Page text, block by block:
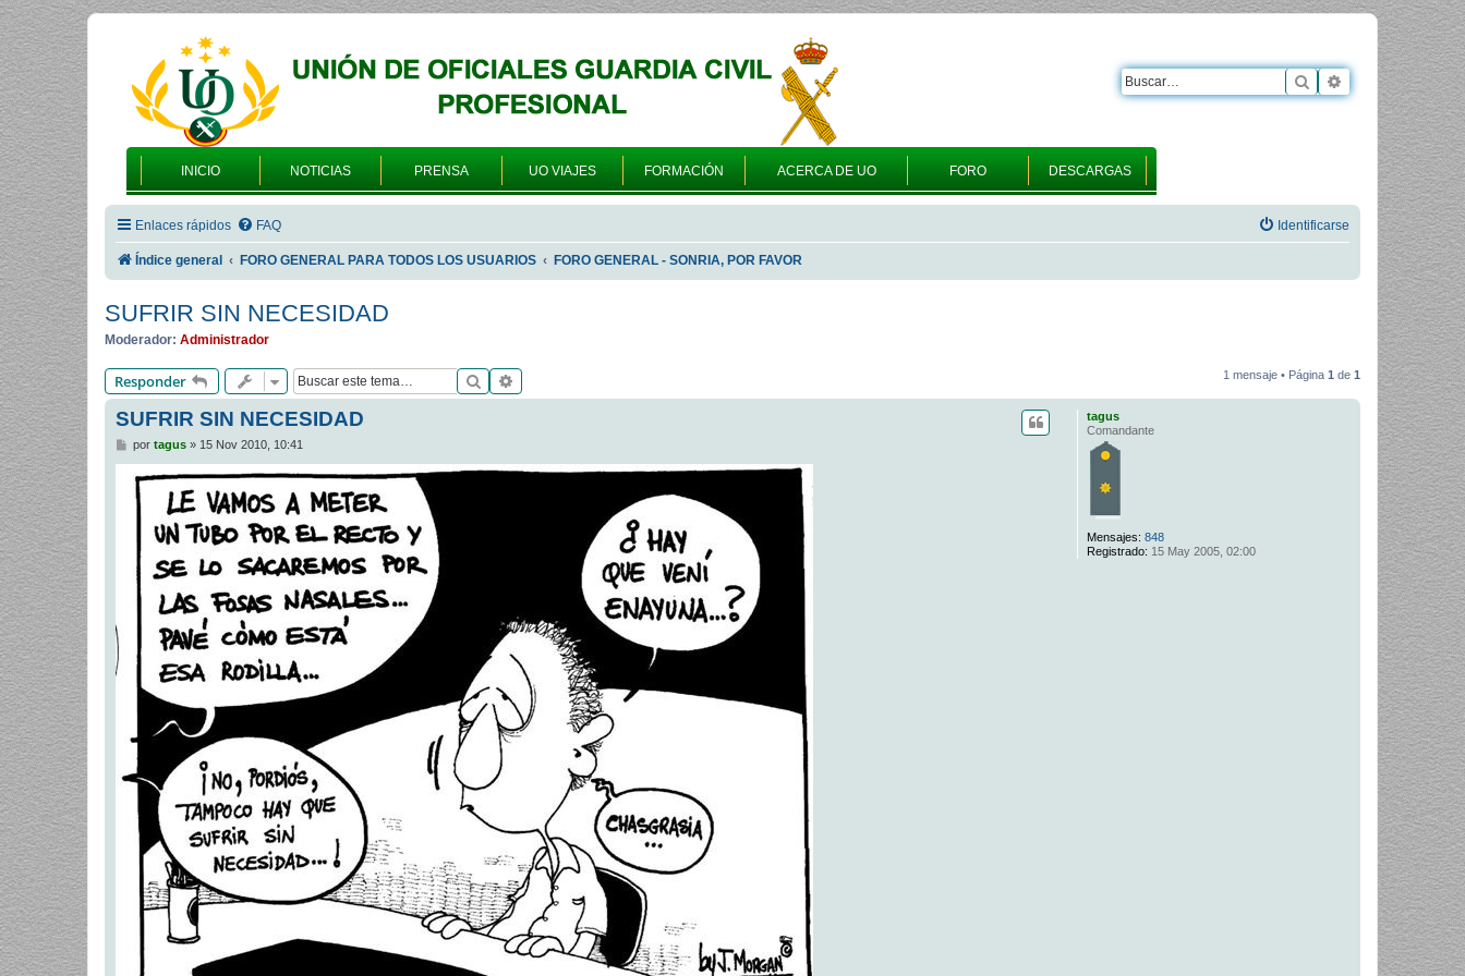
INICIO NOTICIAS PRENSA UO VIAJES FORMACIÓN ACERCA DE UO FORO DESCARGAS
Buscar Búsqueda
Enlaces rápidos FAQ Identificarse
Índice general FORO GENERAL PARA TODOS LOS USUARIOS FORO GENERAL - SONRIA, POR FAVOR
SUFRIR SIN NECESIDAD
Moderador: Administrador
Responder Buscar 1 mensaje • Página 1 de 1
tagus
Comandante
Mensajes: 848
Registrado: 15 May 2005, 02:00
SUFRIR SIN NECESIDAD
M
por tagus» 15 Nov 2010, 10:41